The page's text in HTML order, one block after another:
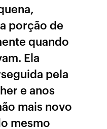
porção de
quando
Ela
pela
e anos
mais novo
mesmo